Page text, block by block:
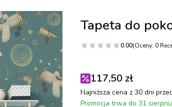
Tapeta do
0.00(Oceny: 0
117,50 zł
Najniższa cena z 30 dni
Promocja trwa do 31